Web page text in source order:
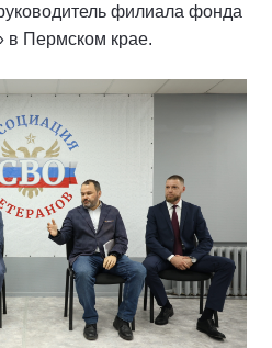
филиала фонда
в Пермском крае.